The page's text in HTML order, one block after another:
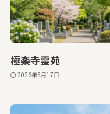
極楽寺霊苑
2026年5月17日